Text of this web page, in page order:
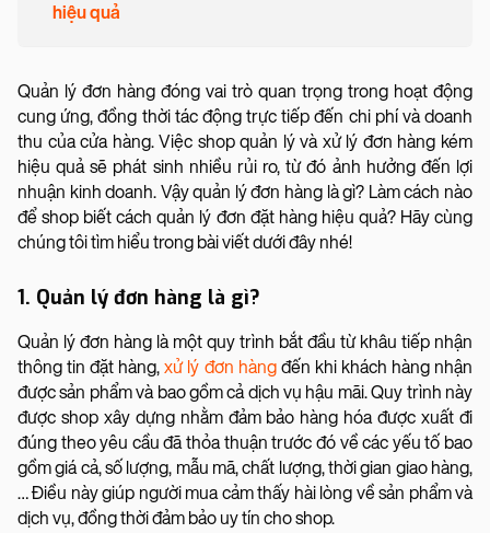
hiệu quả
Quản lý đơn hàng đóng vai trò quan trọng trong hoạt động
cung ứng, đồng thời tác động trực tiếp đến chi phí và doanh
thu của cửa hàng. Việc shop quản lý và xử lý đơn hàng kém
hiệu quả sẽ phát sinh nhiều rủi ro, từ đó ảnh hưởng đến lợi
nhuận kinh doanh. Vậy quản lý đơn hàng là gì? Làm cách nào
để shop biết cách quản lý đơn đặt hàng hiệu quả? Hãy cùng
chúng tôi tìm hiểu trong bài viết dưới đây nhé!
1. Quản lý đơn hàng là gì?
Quản lý đơn hàng là một quy trình bắt đầu từ khâu tiếp nhận
thông tin đặt hàng,xử lý đơn hàngđến khi khách hàng nhận
được sản phẩm và bao gồm cả dịch vụ hậu mãi. Quy trình này
được shop xây dựng nhằm đảm bảo hàng hóa được xuất đi
đúng theo yêu cầu đã thỏa thuận trước đó về các yếu tố bao
gồm giá cả, số lượng, mẫu mã, chất lượng, thời gian giao hàng,
… Điều này giúp người mua cảm thấy hài lòng về sản phẩm và
dịch vụ, đồng thời đảm bảo uy tín cho shop.